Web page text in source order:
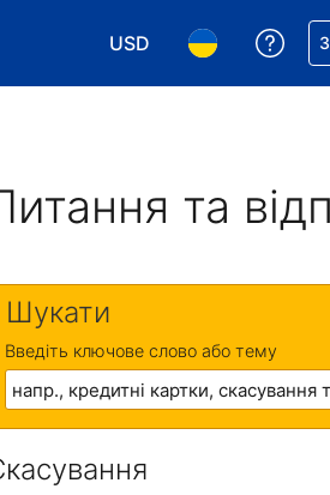
USD
Виберіть валюту.
Виберіть
та
Шукати
Введіть ключове слово або тему